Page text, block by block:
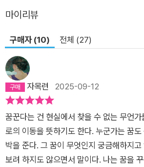
낯섦의 경험이 어떻게 변화를 초래하는지
각과 함께.—심완선, 〈불가능할 줄 알면
엽론〉 중에서 김초엽은 가장 낯선 세계에 우리를 데려가 상상해
본 적 없는 존재들과 만나게 하고 알지 못했
러면서도 오래 기다려온 사랑과 배반되지
히 들여다보며 연약한 마음 한구석에 거대
리는 모르는 세계에서 눈뜰 준비가 됐다.
이유다.
마이리뷰
구매자 (10) 전체 (27)
자목련 2025-09-12
꿈꾼다는 건 현실에서 찾을 수 없는 무언
로의 이동을 뜻하기도 한다. 누군가는 꿈
박을 준다. 그 꿈이 무엇인지 궁금해하지
보려 하지도 않으면서 말이다. 나는 꿈을